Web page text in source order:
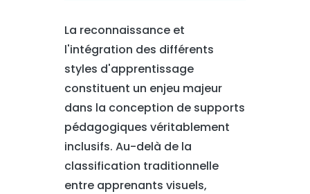
La reconnaissance et
l'intégration des différents
styles d'apprentissage
constituent un enjeu majeur
dans la conception de supports
pédagogiques véritablement
inclusifs. Au-delà de la
classification traditionnelle
entre apprenants visuels,